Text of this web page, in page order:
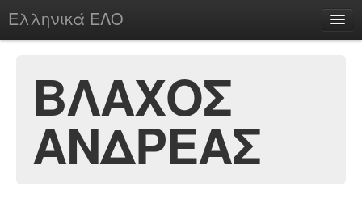
Ελληνικά ΕΛΟ
chesstu.be @ discord
Login
ΒΛΑΧΟΣ
ΑΝΔΡΕΑΣ